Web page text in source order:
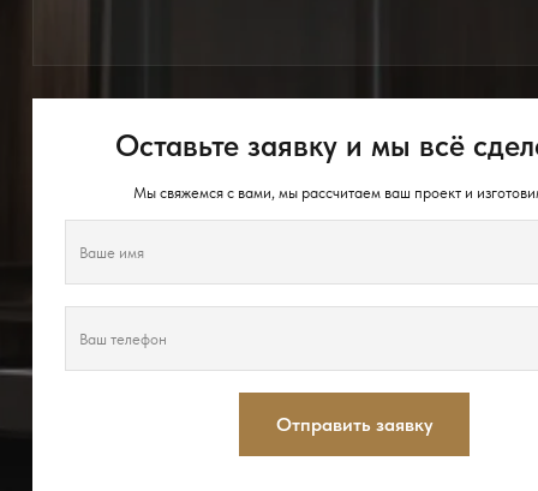
Оставьте заявку и мы всё
Мы свяжемся с вами, мы рассчитаем ваш проект и
Отправить заявку